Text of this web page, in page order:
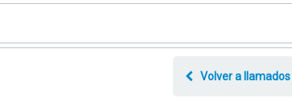
Volver a llamados